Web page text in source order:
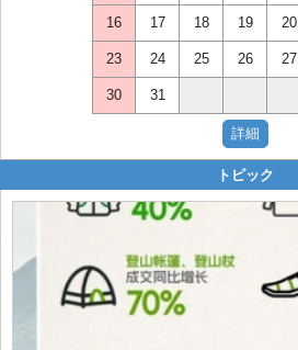
16 17 18 19 20
23 24 25 26 27
30 31
トピック